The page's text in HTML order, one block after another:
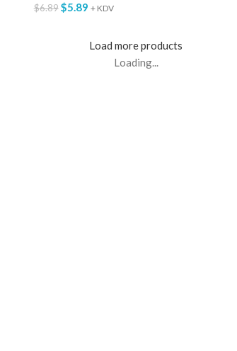
$6.89 $5.89 + KDV
Load more products
Loading...